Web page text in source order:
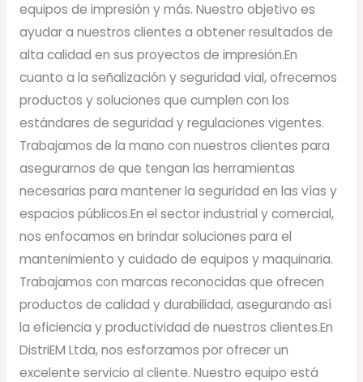
equipos de impresión y más. Nuestro objetivo es
ayudar a nuestros clientes a obtener resultados de
alta calidad en sus proyectos de impresión.En
cuanto a la señalización y seguridad vial, ofrecemos
productos y soluciones que cumplen con los
estándares de seguridad y regulaciones vigentes.
Trabajamos de la mano con nuestros clientes para
asegurarnos de que tengan las herramientas
necesarias para mantener la seguridad en las vías y
espacios públicos.En el sector industrial y comercial,
nos enfocamos en brindar soluciones para el
mantenimiento y cuidado de equipos y maquinaria.
Trabajamos con marcas reconocidas que ofrecen
productos de calidad y durabilidad, asegurando así
la eficiencia y productividad de nuestros clientes.En
DistriEM Ltda, nos esforzamos por ofrecer un
excelente servicio al cliente. Nuestro equipo está